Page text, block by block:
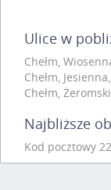
Ulice w
Chełm,
Chełm,
Chełm,
Najbliższe
Kod pocztowy